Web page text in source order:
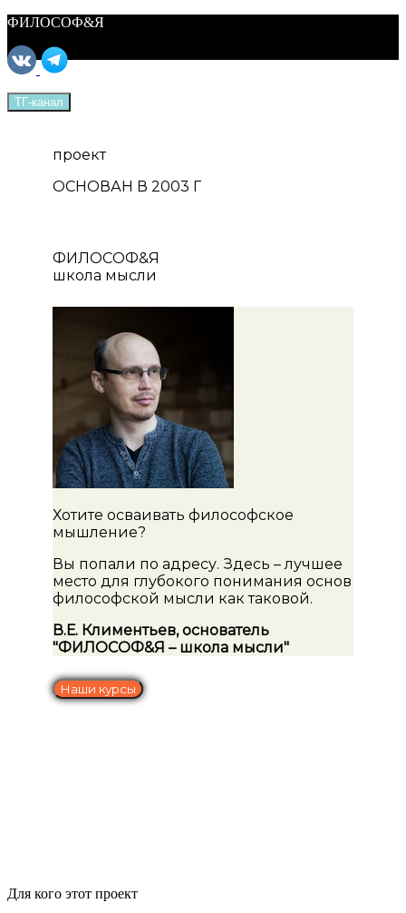
ФИЛОСОФ&Я
ТГ-канал
Курсы
Материалы
проект
ОСНОВАН В 2003 Г
ФИЛОСОФ&Я
школа мысли
Хотите осваивать философское
мышление?
Вы попали по адресу. Здесь – лучшее
место для глубокого понимания основ
философской мысли как таковой.
В.Е. Климентьев, основатель
"ФИЛОСОФ&Я – школа мысли"
Наши курсы
Для кого этот проект